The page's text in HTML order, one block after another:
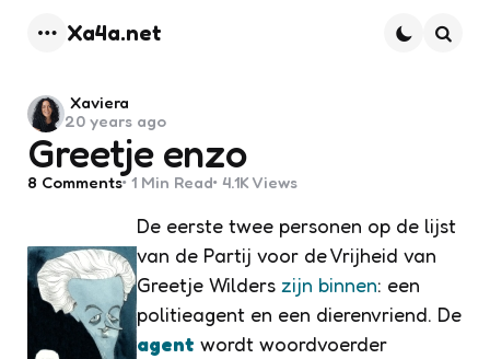
Xa4a.net
Greetje enzo
Posted
by
Xaviera
20 years ago
8 Comments 1 Min Read 4.1K Views
De eerste twee personen op de lijst
van de Partij voor de Vrijheid van
Greetje Wilders zijn binnen: een
politieagent en een dierenvriend. De
agent wordt woordvoerder